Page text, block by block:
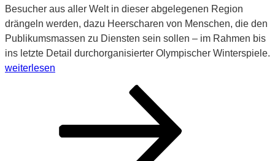
Besucher aus aller Welt in dieser abgelegenen Region
drängeln werden, dazu Heerscharen von Menschen, die den
Publikumsmassen zu Diensten sein sollen – im Rahmen bis
ins letzte Detail durchorganisierter Olympischer Winterspiele.
„Warum
weiterlesen
Seitennummerierung
Beiträge